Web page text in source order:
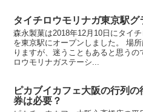
タイチロウモリナガ東京駅
森永製菓は2018年12月10日にタイ
を東京駅にオープンしました。 場
りますが、迷うこともあると思う
ロウモリナガステーシ...
ピカブイカフェ大阪の行列
券は必要？